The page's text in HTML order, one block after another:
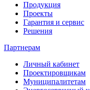
Продукция
Проекты
Гарантия и сервис
Решения
Партнерам
Личный кабинет
Проектировщикам
Муниципалитетам